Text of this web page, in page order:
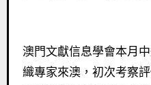
澳門文獻信息學會本月中邀請北京、廣州及國際組
織專家來澳，初次考察